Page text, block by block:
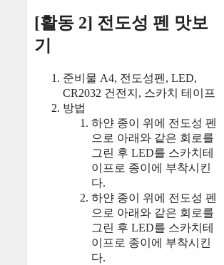
[활동 2] 전도성 펜 맛보
기
준비물 A4, 전도성펜, LED,
CR2032 건전지, 스카치 테이프
방법
하얀 종이 위에 전도성 펜
으로 아래와 같은 회로를
그린 후 LED를 스카치테
이프로 종이에 부착시킨
다.
하얀 종이 위에 전도성 펜
으로 아래와 같은 회로를
그린 후 LED를 스카치테
이프로 종이에 부착시킨
다.